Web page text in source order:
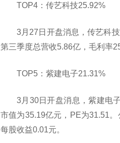
TOP4：传艺科技25.92%
3月27日开盘消息，传艺科
第三季度总营收5.86亿，毛利率
TOP5：紫建电子21.31%
3月30日开盘消息，紫建电
市值为35.19亿元，PE为31.51
每股收益0.01元。